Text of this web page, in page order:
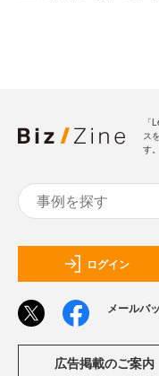
「
ス
す。
ログイン
メールバ
広告掲載のご案内